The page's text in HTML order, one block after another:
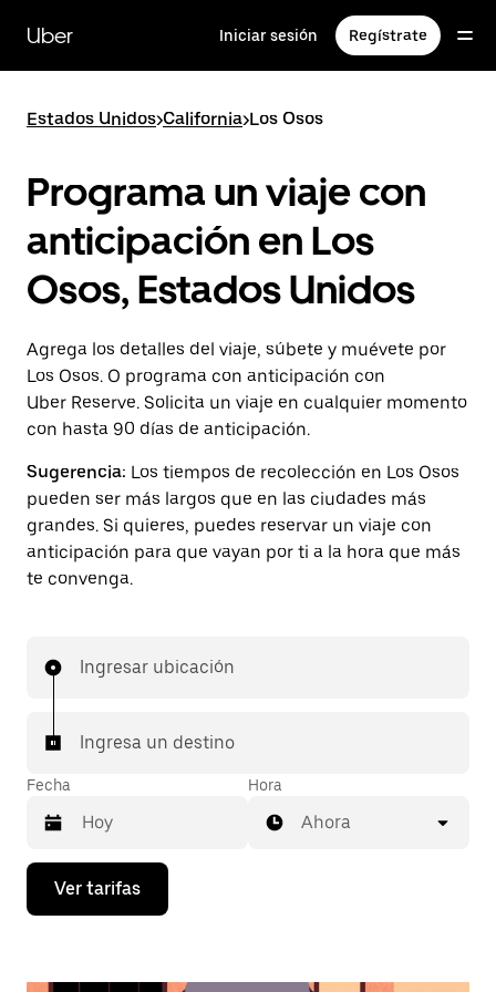
contenido
principal
Uber Iniciar sesión Regístrate
Estados Unidos>California>Los Osos
Programa un viaje con
anticipación en Los
Osos, Estados Unidos
Agrega los detalles del viaje, súbete y muévete por
Los Osos. O programa con anticipación con
Uber Reserve. Solicita un viaje en cualquier momento
con hasta 90 días de anticipación.
Sugerencia: Los tiempos de recolección en Los Osos
pueden ser más largos que en las ciudades más
grandes. Si quieres, puedes reservar un viaje con
anticipación para que vayan por ti a la hora que más
te convenga.
Ingresar ubicación
Ingresa un destino
Fecha
Presiona
flecha
Hora
Ahora
Ver tarifas